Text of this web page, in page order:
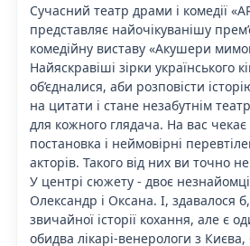
Сучасний театр драми і комедії
представляє найочікуванішу
комедійну виставу «Акушери
Найяскравіші зірки українського
об’єдналися, аби розповісти
на цитати і стане незабутнім
для кожного глядача. На вас
постановка і неймовірні
акторів. Такого від них ви точно
У центрі сюжету - двоє
Олександр і Оксана. І, здавалося
звичайної історії кохання, але є
обидва лікарі-венерологи з